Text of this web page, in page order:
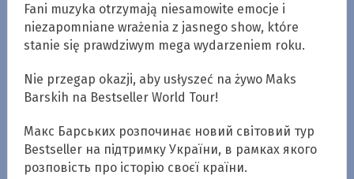
Fani muzyka otrzymają niesamowite emocje i
niezapomniane wrażenia z jasnego show, które
stanie się prawdziwym mega wydarzeniem roku.
Nie przegap okazji, aby usłyszeć na żywo Maks
Barskih na Bestseller World Tour!
Макс Барських розпочинає новий світовий тур
Bestseller на підтримку України, в рамках якого
розповість про історію своєї країни.